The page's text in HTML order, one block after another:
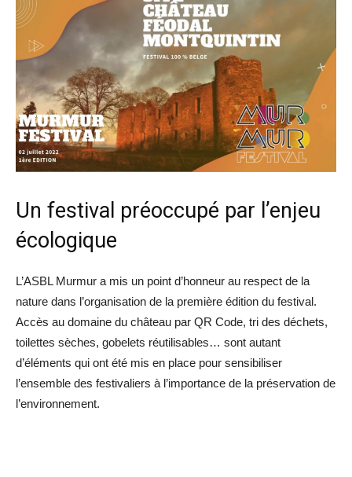
Un festival préoccupé par l’enjeu
écologique
L’ASBL Murmur a mis un point d’honneur au respect de la
nature dans l’organisation de la première édition du festival.
Accès au domaine du château par QR Code, tri des déchets,
toilettes sèches, gobelets réutilisables… sont autant
d’éléments qui ont été mis en place pour sensibiliser
l’ensemble des festivaliers à l’importance de la préservation de
l’environnement.